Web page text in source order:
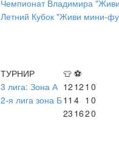
Чемпионат Владимира
Летний Кубок "Живи мини-
ТУРНИР 👕 ⚽
3 лига: Зона А 12 12 1 0
2-я лига зона Б11 4 1 0
23 1620